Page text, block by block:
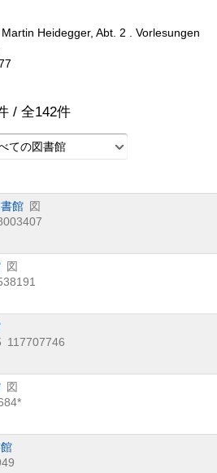
Martin Heidegger, Abt. 2 . Vorlesungen
/ 全142件
ての図書館
館 図
図
117707746
図